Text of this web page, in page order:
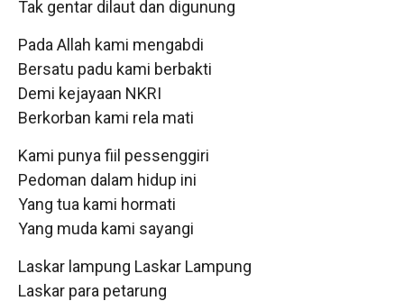
Tak gentar dilaut dan digunung
Pada Allah kami mengabdi
Bersatu padu kami berbakti
Demi kejayaan NKRI
Berkorban kami rela mati
Kami punya fiil pessenggiri
Pedoman dalam hidup ini
Yang tua kami hormati
Yang muda kami sayangi
Laskar lampung Laskar Lampung
Laskar para petarung